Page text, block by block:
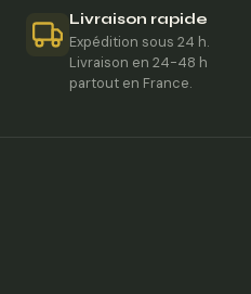
Livraison rapide
Expédition sous 24 h.
Livraison en 24-48 h
partout en France.